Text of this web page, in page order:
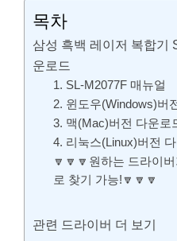
목차
삼성 흑백 레이저 복합기
운로드
1. SL-M2077F 매뉴얼
2. 윈도우(Windows)버
3. 맥(Mac)버전 다운로
4. 리눅스(Linux)버전
🔽🔽🔽원하는 드라이
로 찾기 가능!🔽🔽🔽
관련 드라이버 더 보기